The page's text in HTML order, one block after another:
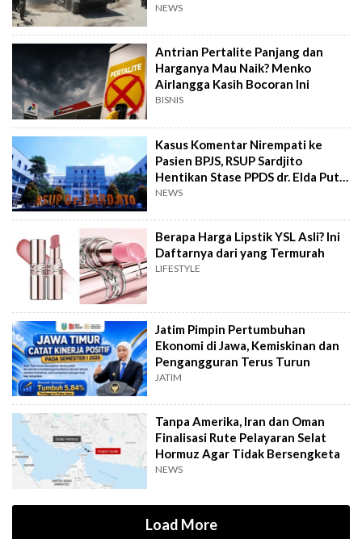
NEWS
Antrian Pertalite Panjang dan
Harganya Mau Naik? Menko
Airlangga Kasih Bocoran Ini
BISNIS
Kasus Komentar Nirempati ke
Pasien BPJS, RSUP Sardjito
Hentikan Stase PPDS dr. Elda Putri
Rahardini
NEWS
Berapa Harga Lipstik YSL Asli? Ini
Daftarnya dari yang Termurah
LIFESTYLE
Jatim Pimpin Pertumbuhan
Ekonomi di Jawa, Kemiskinan dan
Pengangguran Terus Turun
JATIM
Tanpa Amerika, Iran dan Oman
Finalisasi Rute Pelayaran Selat
Hormuz Agar Tidak Bersengketa
NEWS
Load More